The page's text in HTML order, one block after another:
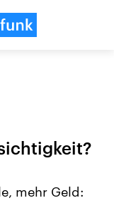
mehr Geld: